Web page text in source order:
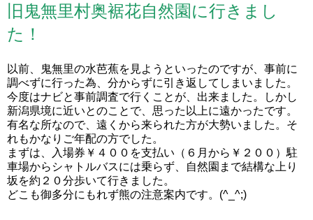
旧鬼無里村奥裾花自然園に行きまし
た！
以前、鬼無里の水芭蕉を見ようといったのですが、事前に
調べずに行った為、分からずに引き返してしまいました。
今度はナビと事前調査で行くことが、出来ました。しかし
新潟県境に近いとのことで、思った以上に遠かったです。
有名な所なので、遠くから来られた方が大勢いました。そ
れもかなりご年配の方でした。
まずは、入場券￥４００を支払い（６月から￥２００）駐
車場からシャトルバスには乗らず、自然園まで結構な上り
坂を約２０分歩いて行きました。
どこも御多分にもれず熊の注意案内です。(^_^;)